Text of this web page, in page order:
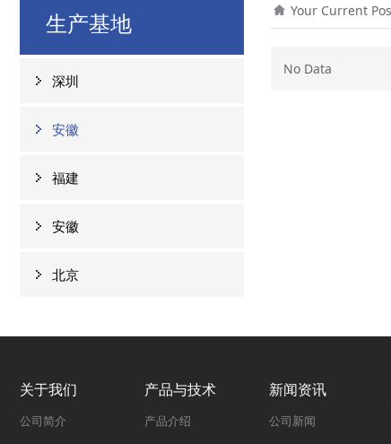
生产基地
深圳
安徽
福建
安徽
北京
Your Current
No Data
关于我们
公司简介
产品与技术
产品介绍
新闻资讯
公司新闻